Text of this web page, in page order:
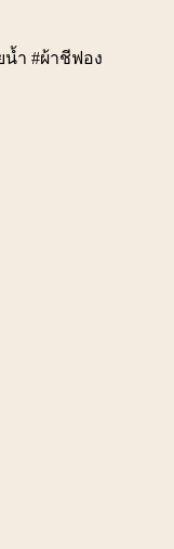
ำ #ผ้าชีฟอง